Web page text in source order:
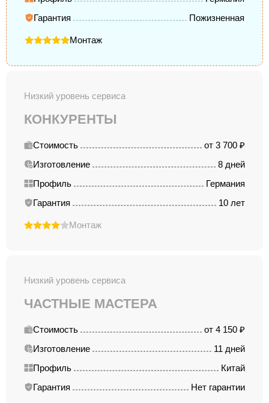
Гарантия
Пожизненная
Монтаж
Низкий уровень сервиса
КОНКУРЕНТЫ
Стоимость
от 3 700 ₽
Изготовление
8 дней
Профиль
Германия
Гарантия
10 лет
Монтаж
Низкий уровень сервиса
ЧАСТНЫЕ МАСТЕРА
Стоимость
от 4 150 ₽
Изготовление
11 дней
Профиль
Китай
Гарантия
Нет гарантии